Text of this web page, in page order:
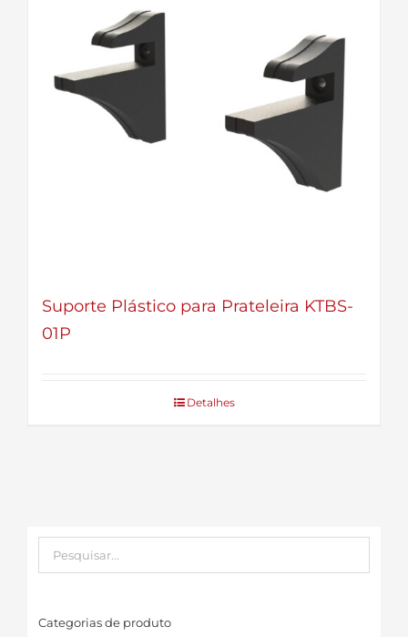
Suporte Plástico para Prateleira KTBS-
01P
Detalhes
Categorias de produto